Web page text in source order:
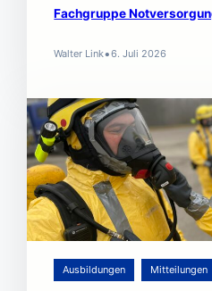
Fachgruppe
Walter Link•6. Juli 2026
Ausbildungen Mitteilungen